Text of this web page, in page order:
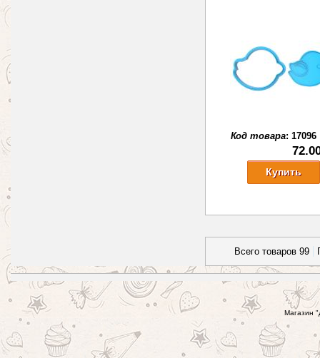
Код товара:17096
Всего товаров 99
Магазин